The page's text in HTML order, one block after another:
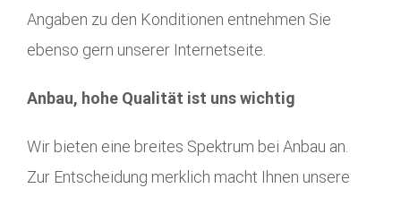
Angaben zu den Konditionen entnehmen Sie
ebenso gern unserer Internetseite.
Anbau, hohe Qualität ist uns wichtig
Wir bieten eine breites Spektrum bei Anbau an.
Zur Entscheidung merklich macht Ihnen unsere